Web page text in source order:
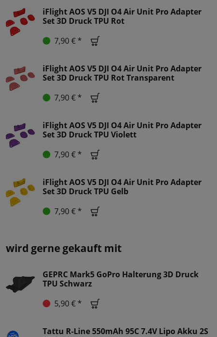
iFlight AOS V5 DJI O4 Air Unit Pro Adapter
Set 3D Druck TPU Rot
7,90 € *
iFlight AOS V5 DJI O4 Air Unit Pro Adapter
Set 3D Druck TPU Rot Transparent
7,90 € *
iFlight AOS V5 DJI O4 Air Unit Pro Adapter
Set 3D Druck TPU Violett
7,90 € *
iFlight AOS V5 DJI O4 Air Unit Pro Adapter
Set 3D Druck TPU Gelb
7,90 € *
wird gerne gekauft mit
GEPRC Mark5 GoPro Halterung 3D Druck
TPU Schwarz
5,90 € *
Tattu R-Line 550mAh 95C 7.4V Lipo Akku 2S